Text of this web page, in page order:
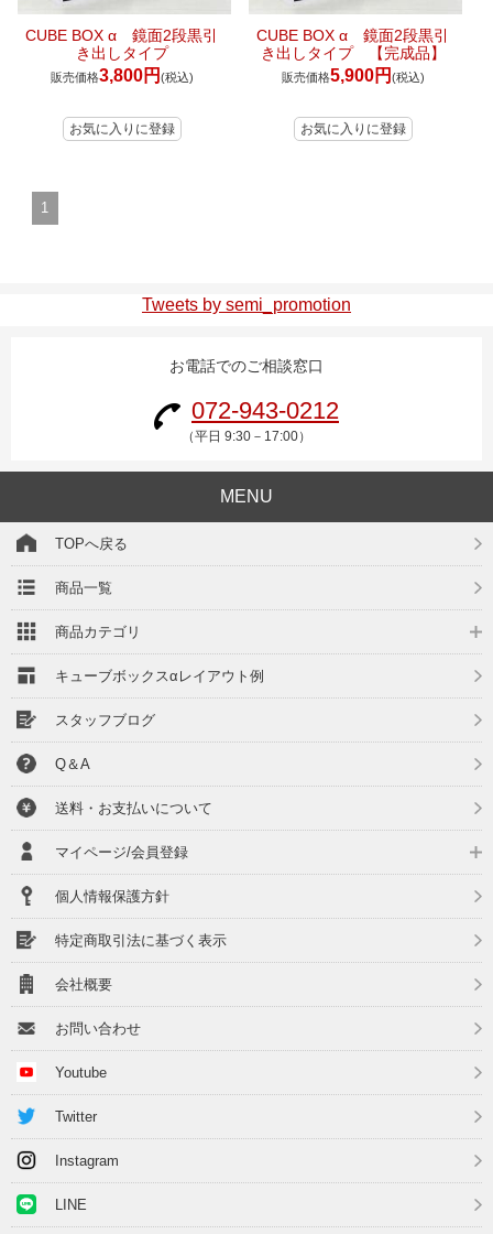
CUBE BOX α 鏡面2段黒引
き出しタイプ
販売価格3,800円 (税込)
CUBE BOX α 鏡面2段黒引
き出しタイプ 【完成品】
販売価格5,900円 (税込)
1
Tweets by semi_promotion
お電話でのご相談窓口
072-943-0212
（平日 9:30－17:00）
MENU
TOPへ戻る
商品一覧
商品カテゴリ
キューブボックスαレイアウト例
スタッフブログ
Q＆A
送料・お支払いについて
マイページ/会員登録
個人情報保護方針
特定商取引法に基づく表示
会社概要
お問い合わせ
Youtube
Twitter
Instagram
LINE